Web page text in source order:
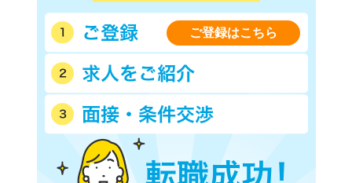
ご登録はこちら